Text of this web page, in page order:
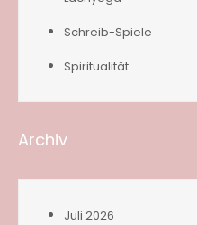
Schreib-Spiele
Spiritualität
Archiv
Juli 2026